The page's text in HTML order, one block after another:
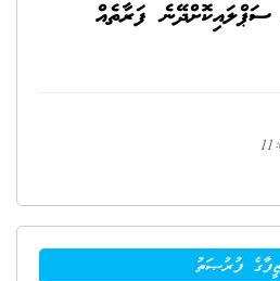
ފަރާތެއް
ފުރުޞަތު